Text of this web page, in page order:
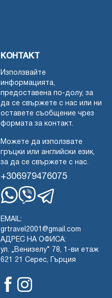
КОНТАКТ
Използвайте
информацията,
предоставена по-долу, за
да се свържете с нас или ни
оставете съобщение чрез
формата за контакт.
Можете да използвате
гръцки или английски език,
за да се свържете с нас.
+306979476075
EMAIL:
grtravel2001@gmail.com
АДРЕС НА ОФИСА:
ул. „Венизелу“ 78, 1-ви етаж
621 21 Серес, Гърция